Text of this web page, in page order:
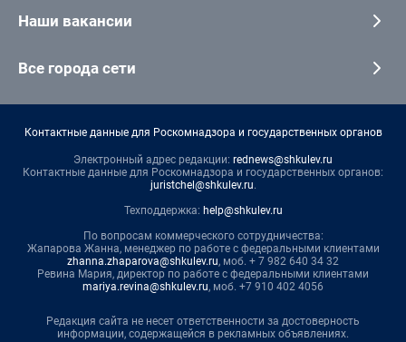
Наши вакансии
Все города сети
Контактные данные для Роскомнадзора и государственных органов
Электронный адрес редакции: rednews@shkulev.ru
Контактные данные для Роскомнадзора и государственных органов:
juristchel@shkulev.ru.
Техподдержка: help@shkulev.ru
По вопросам коммерческого сотрудничества:
Жапарова Жанна, менеджер по работе с федеральными клиентами
zhanna.zhaparova@shkulev.ru, моб. + 7 982 640 34 32
Ревина Мария, директор по работе с федеральными клиентами
mariya.revina@shkulev.ru, моб. +7 910 402 4056
Редакция сайта не несет ответственности за достоверность
информации, содержащейся в рекламных объявлениях.